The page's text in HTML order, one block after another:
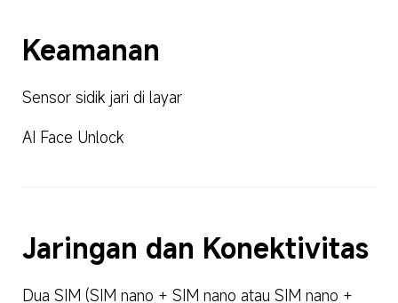
Keamanan
Sensor sidik jari di layar
AI Face Unlock
Jaringan dan Konektivitas
Dua SIM (SIM nano + SIM nano atau SIM nano +